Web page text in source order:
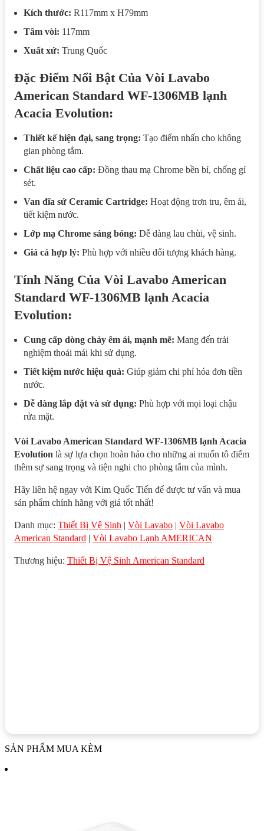
Kích thước: R117mm x H79mm
Tâm vòi: 117mm
Xuất xứ: Trung Quốc
Đặc Điểm Nổi Bật Của Vòi Lavabo
American Standard WF-1306MB lạnh
Acacia Evolution:
Thiết kế hiện đại, sang trọng: Tạo điểm nhấn cho không
gian phòng tắm.
Chất liệu cao cấp: Đồng thau mạ Chrome bền bỉ, chống gỉ
sét.
Van đĩa sứ Ceramic Cartridge: Hoạt động trơn tru, êm ái,
tiết kiệm nước.
Lớp mạ Chrome sáng bóng: Dễ dàng lau chùi, vệ sinh.
Giá cả hợp lý: Phù hợp với nhiều đối tượng khách hàng.
Tính Năng Của Vòi Lavabo American
Standard WF-1306MB lạnh Acacia
Evolution:
Cung cấp dòng chảy êm ái, mạnh mẽ: Mang đến trải
nghiệm thoải mái khi sử dụng.
Tiết kiệm nước hiệu quả: Giúp giảm chi phí hóa đơn tiền
nước.
Dễ dàng lắp đặt và sử dụng: Phù hợp với mọi loại chậu
rửa mặt.
Vòi Lavabo American Standard WF-1306MB lạnh Acacia
Evolution là sự lựa chọn hoàn hảo cho những ai muốn tô điểm
thêm sự sang trọng và tiện nghi cho phòng tắm của mình.
Hãy liên hệ ngay với Kim Quốc Tiến để được tư vấn và mua
sản phẩm chính hãng với giá tốt nhất!
Danh mục: Thiết Bị Vệ Sinh | Vòi Lavabo | Vòi Lavabo
American Standard | Vòi Lavabo Lạnh AMERICAN
Thương hiệu: Thiết Bị Vệ Sinh American Standard
SẢN PHẨM MUA KÈM